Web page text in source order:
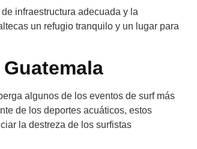
infraestructura adecuada y la
un refugio tranquilo y un lugar para
algunos de los eventos de surf más
de los deportes acuáticos, estos
la destreza de los surfistas